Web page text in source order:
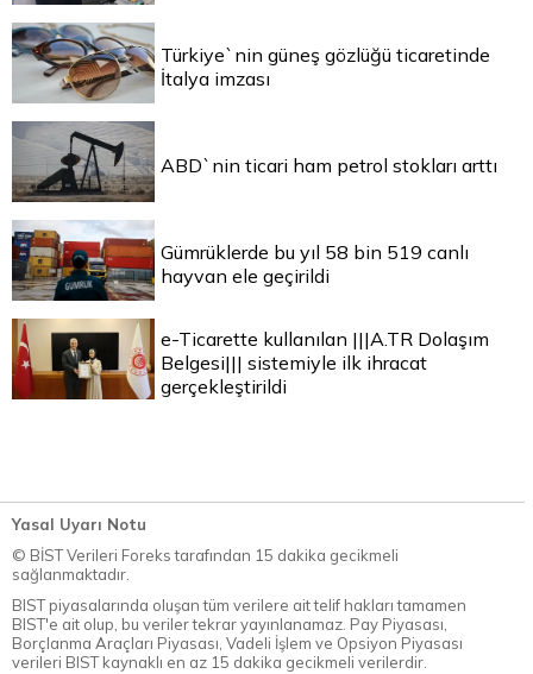
Türkiye`nin güneş gözlüğü ticaretinde
İtalya imzası
ABD`nin ticari ham petrol stokları arttı
Gümrüklerde bu yıl 58 bin 519 canlı
hayvan ele geçirildi
e-Ticarette kullanılan |||A.TR Dolaşım
Belgesi||| sistemiyle ilk ihracat
gerçekleştirildi
Yasal Uyarı Notu
© BİST Verileri Foreks tarafından 15 dakika gecikmeli
sağlanmaktadır.
BIST piyasalarında oluşan tüm verilere ait telif hakları tamamen
BIST'e ait olup, bu veriler tekrar yayınlanamaz. Pay Piyasası,
Borçlanma Araçları Piyasası, Vadeli İşlem ve Opsiyon Piyasası
verileri BIST kaynaklı en az 15 dakika gecikmeli verilerdir.